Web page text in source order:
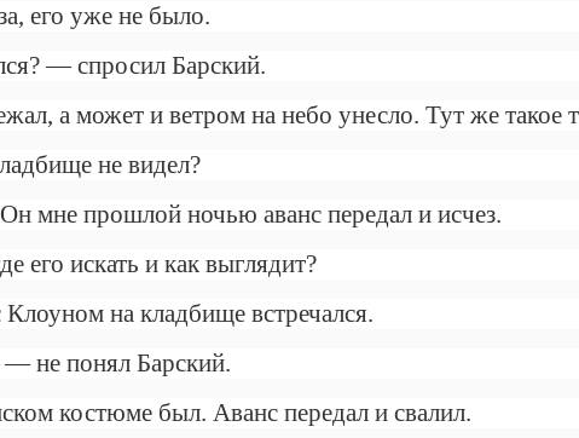
его уже не было.
— спросил Барский.
а может и ветром на небо унесло. Тут же такое
не видел?
мне прошлой ночью аванс передал и исчез.
его искать и как выглядит?
на кладбище встречался.
не понял Барский.
костюме был. Аванс передал и свалил.